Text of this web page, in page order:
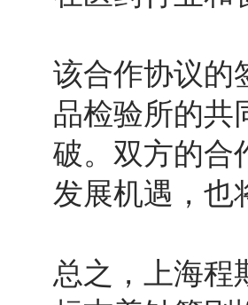
该合作协议的
品检验所的共
破。双方的合
发展机遇，也
总之，上海程